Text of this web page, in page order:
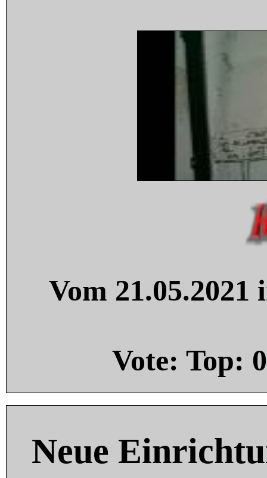
Vom
Vote: Top: 0
Neue